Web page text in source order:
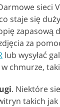
sieci
staje się
zapasową
za
lub wysyłać
chmurze,
. Niektóre
takich